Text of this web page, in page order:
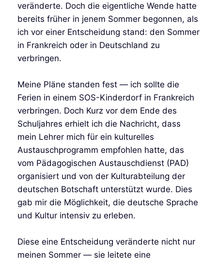
veränderte. Doch die eigentliche Wende hatte
bereits früher in jenem Sommer begonnen, als
ich vor einer Entscheidung stand: den Sommer
in Frankreich oder in Deutschland zu
verbringen.
Meine Pläne standen fest — ich sollte die
Ferien in einem SOS-Kinderdorf in Frankreich
verbringen. Doch Kurz vor dem Ende des
Schuljahres erhielt ich die Nachricht, dass
mein Lehrer mich für ein kulturelles
Austauschprogramm empfohlen hatte, das
vom Pädagogischen Austauschdienst (PAD)
organisiert und von der Kulturabteilung der
deutschen Botschaft unterstützt wurde. Dies
gab mir die Möglichkeit, die deutsche Sprache
und Kultur intensiv zu erleben.
Diese eine Entscheidung veränderte nicht nur
meinen Sommer — sie leitete eine